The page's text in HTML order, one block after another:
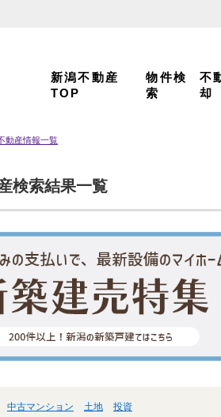
新潟不動産
TOP
物件検
索
不
却
動産情報一覧
検索結果一覧
中古マンション 土地 投資